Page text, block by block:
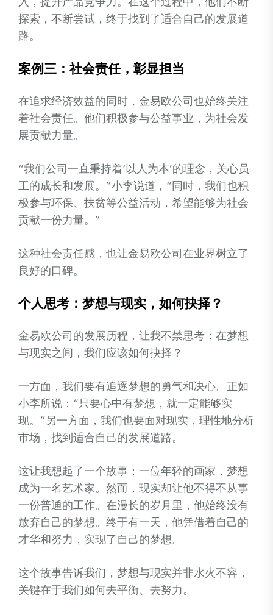
探索，不断尝试，终于找到了适合自己的发展道
路。
案例三：社会责任，彰显担当
在追求经济效益的同时，金易欧公司也始终关注
着社会责任。他们积极参与公益事业，为社会发
展贡献力量。
“我们公司一直秉持着‘以人为本’的理念，关心员
工的成长和发展。”小李说道，“同时，我们也积
极参与环保、扶贫等公益活动，希望能够为社会
贡献一份力量。”
这种社会责任感，也让金易欧公司在业界树立了
良好的口碑。
个人思考：梦想与现实，如何抉择？
金易欧公司的发展历程，让我不禁思考：在梦想
与现实之间，我们应该如何抉择？
一方面，我们要有追逐梦想的勇气和决心。正如
小李所说：“只要心中有梦想，就一定能够实
现。”另一方面，我们也要面对现实，理性地分析
市场，找到适合自己的发展道路。
这让我想起了一个故事：一位年轻的画家，梦想
成为一名艺术家。然而，现实却让他不得不从事
一份普通的工作。在漫长的岁月里，他始终没有
放弃自己的梦想。终于有一天，他凭借着自己的
才华和努力，实现了自己的梦想。
这个故事告诉我们，梦想与现实并非水火不容，
关键在于我们如何去平衡、去努力。